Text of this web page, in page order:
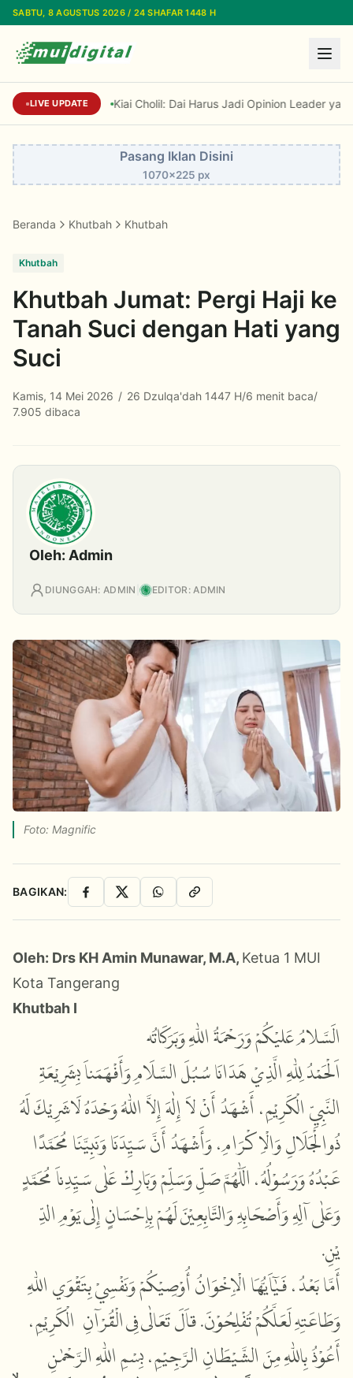
Lewati ke konten utama
SABTU, 8 AGUSTUS 2026 / 24 SHAFAR 1448 H
LIVE UPDATE Kiai Cholil: Dai Harus Jadi Opinion Leader yang
Pasang Iklan Disini
1070x225 px
Beranda Khutbah Khutbah
Khutbah
Khutbah Jumat: Pergi Haji ke
Tanah Suci dengan Hati yang
Suci
Kamis, 14 Mei 2026 / 26 Dzulqa'dah 1447 H/6 menit baca/
7.905 dibaca
Oleh: Admin
DIUNGGAH: ADMIN EDITOR: ADMIN
Foto: Magnific
BAGIKAN: Facebook
X WhatsAppSalin Link
Oleh: Drs KH Amin Munawar, M.A, Ketua 1 MUI
Kota Tangerang
Khutbah I
الَسَّلامُ عَليْكُمْ وَرَحْمَةُ اللّٰهِ وَبَرَكَاتُه
اَلْحَمْدُ لِلّٰهِ الَّذِيْ هَدَانَا سُبُلَ السَّلَامِ وَأَفْهَمَناَ بِشَرِيْعَةِ
النَّبِيِّ الْكَرِيْمِ، أَشْهَدُ أَنْ لاَ إِلٰهَ إِلاَّ اللّٰهُ وَحْدَهُ لَاشَرِيْكَ لَهُ
ذُوالْجَلَالِ وَالْاِ كْرَامِ، وَأَشْهَدُ أَنَّ سَيِّدَنَا وَنَبِيَّنَا مُحَمَّدًا
عَبْدُهُ وَرَسُوْلُهُ، الَلّٰهُمَّ صَلِّ وَسَلِّمْ وَبَارِكْ عَلٰى سَيِّدِناَ مُحَمَّدٍ
وَعَلٰى آلِهِ وَأَصْحَابِهِ وَالتَّابِعِيْنَلَهُمْبِإِحْسَانٍ إِلٰى يَوْمِ الدِّ
يْنِ.
أَمَّا بَعْدُ،فَيٰٓاَيُّهَا الْإِخْوَانُ أُوْصِيْكُمْ وَنَفْسِيْ بِتَقْوَي اللّٰهِ
وَطَاعَتِهِ لَعَلَّكُمْ تُفْلِحُوْنَ.قاَلَ تَعَالٰى فِى الْقُرْآنِ الْكَرِيْمِ،
أَعُوْذُ بِاللّٰهِ مِنَ الشَّيْطَانِ الرَّجِيْمِ، بِسْمِ اللّٰهِ الرَّحْمٰنِ